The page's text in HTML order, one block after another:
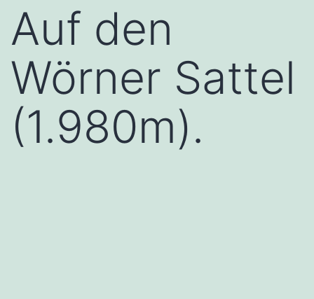
Auf den
Wörner Sattel
(1.980m).